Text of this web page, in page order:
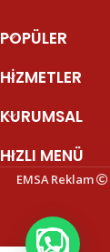
POPÜLER
HIZMETLER
KURUMSAL
HIZLI MENÜ
EMSA Reklam